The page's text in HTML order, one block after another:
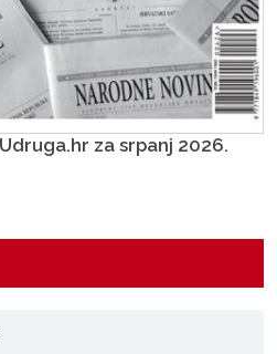
za srpanj 2026.